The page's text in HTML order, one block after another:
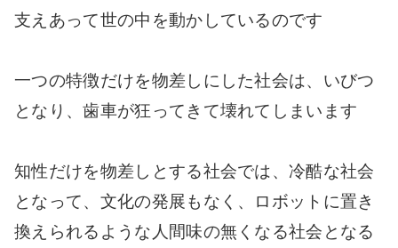
支えあって世の中を動かしているのです
一つの特徴だけを物差しにした社会は、いびつ
となり、歯車が狂ってきて壊れてしまいます
知性だけを物差しとする社会では、冷酷な社会
となって、文化の発展もなく、ロボットに置き
換えられるような人間味の無くなる社会となる